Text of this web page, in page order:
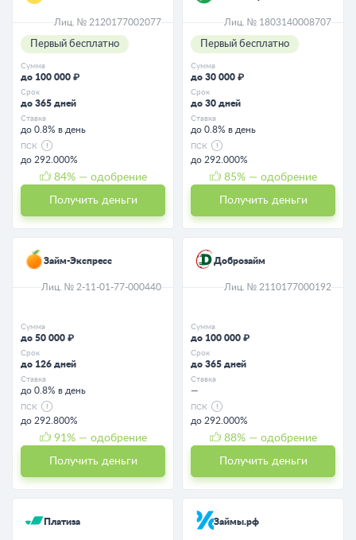
Лиц. № 2120177002077
Первый бесплатно
Сумма
до 100 000 ₽
Срок
до 365 дней
Ставка
до 0.8% в день
ПСК
до 292.000%
84% — одобрение
Получить деньги
Лиц. № 1803140008707
Первый бесплатно
Сумма
до 30 000 ₽
Срок
до 30 дней
Ставка
до 0.8% в день
ПСК
до 292.000%
85% — одобрение
Получить деньги
Займ-Экспресс
Лиц. № 2-11-01-77-000440
Сумма
до 50 000 ₽
Срок
до 126 дней
Ставка
до 0.8% в день
ПСК
до 292.800%
91 % — одобрение
Получить деньги
Доброзайм
Лиц. № 2110177000192
Сумма
до 100 000 ₽
Срок
до 365 дней
Ставка
—
ПСК
до 292.000%
88% — одобрение
Получить деньги
Платиза Займы.рф